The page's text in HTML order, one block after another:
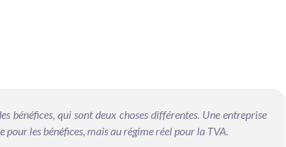
bénéfices, qui sont deux choses différentes. Une entreprise
les bénéfices, mais au régime réel pour la TVA.